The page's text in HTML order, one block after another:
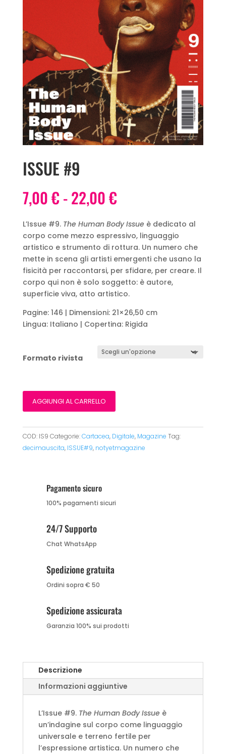
ISSUE #9
7,00€ -22,00€Fascia
di
prezzo:
da
7,00 €
a
22,00 €
L’Issue #9. The Human Body Issue è dedicato al
corpo come mezzo espressivo, linguaggio
artistico e strumento di rottura. Un numero che
mette in scena gli artisti emergenti che usano la
fisicità per raccontarsi, per sfidare, per creare. Il
corpo qui non è solo soggetto: è autore,
superficie viva, atto artistico.
Pagine: 146 | Dimensioni: 21×26,50 cm
Lingua: Italiano | Copertina: Rigida
Formato rivista
AGGIUNGI AL CARRELLO
COD: IS9 Categorie:Cartacea, Digitale, Magazine Tag:
decimauscita, ISSUE#9, notyetmagazine
Pagamento sicuro
100% pagamenti sicuri
24/7 Supporto
Chat WhatsApp
Spedizione gratuita
Ordini sopra € 50
Spedizione assicurata
Garanzia 100% sui prodotti
Descrizione
Informazioni aggiuntive
L’Issue #9. The Human Body Issue è
un’indagine sul corpo come linguaggio
universale e terreno fertile per
l’espressione artistica. Un numero che